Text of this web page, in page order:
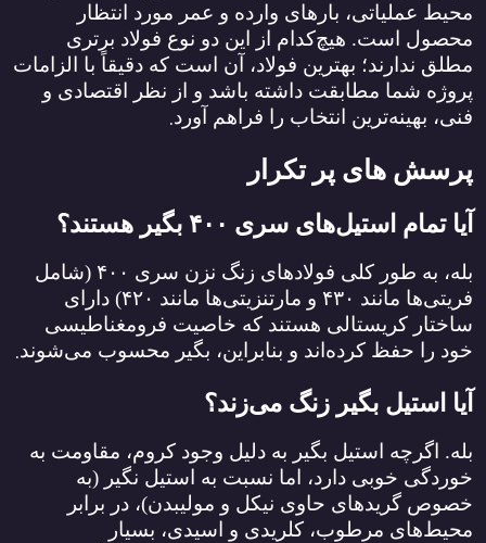
محیط عملیاتی، بارهای وارده و عمر مورد انتظار
محصول است. هیچ‌کدام از این دو نوع فولاد برتری
مطلق ندارند؛ بهترین فولاد، آن است که دقیقاً با الزامات
پروژه شما مطابقت داشته باشد و از نظر اقتصادی و
فنی، بهینه‌ترین انتخاب را فراهم آورد.
پرسش های پر تکرار
آیا تمام استیل‌های سری ۴۰۰ بگیر هستند؟
بله، به طور کلی فولادهای زنگ نزن سری ۴۰۰ (
شامل
فریتی‌ها مانند ۴۳۰ و مارتنزیتی‌ها مانند ۴۲۰) دارای
ساختار کریستالی هستند که خاصیت فرومغناطیسی
خود را حفظ کرده‌اند و بنابراین، بگیر محسوب می‌شوند.
آیا استیل بگیر زنگ می‌زند؟
بله. اگرچه استیل بگیر به دلیل وجود کروم، مقاومت به
خوردگی خوبی دارد، اما نسبت به استیل نگیر (به
خصوص گریدهای حاوی نیکل و مولیبدن)، در برابر
محیط‌های مرطوب، کلریدی و اسیدی، بسیار